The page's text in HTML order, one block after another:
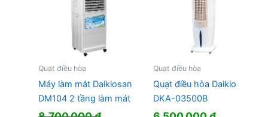
Quạt điều hòa
Máy làm mát Daikiosan
DM104 2 tầng làm mát
Quạt điều hòa
Quạt điều hòa Daikio
DKA-03500B